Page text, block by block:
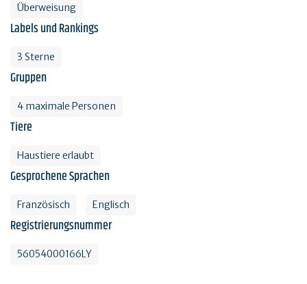
Überweisung
Labels und Rankings
3 Sterne
Gruppen
4 maximale Personen
Tiere
Haustiere erlaubt
Gesprochene Sprachen
Französisch Englisch
Registrierungsnummer
56054000166LY